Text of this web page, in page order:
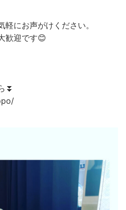
にお声がけください。
歓迎です😊
⏬